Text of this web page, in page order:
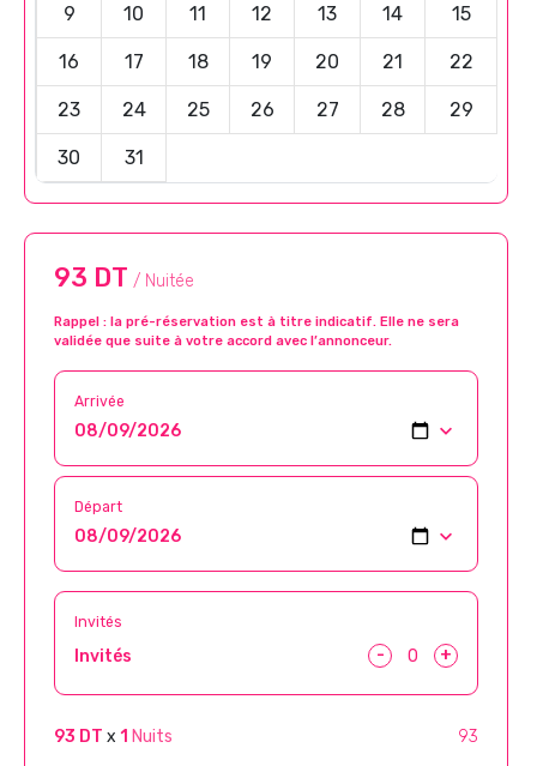
9 10 11 12 13 14 15
16 17 18 19 20 21 22
23 24 25 26 27 28 29
30 31
93 DT / Nuitée
Rappel : la pré-réservation est à titre indicatif. Elle ne sera
validée que suite à votre accord avec l’annonceur.
Arrivée
Départ
Invités
Invités - +
93 DT x 1 Nuits 93